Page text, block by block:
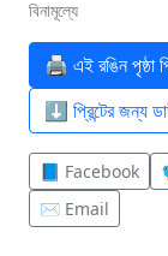
বিনামূল্যে
🖨️ এই রঙিন পৃষ্ঠা
⬇️ প্রিন্টের জন্য
📘 Facebook
✉️ Email